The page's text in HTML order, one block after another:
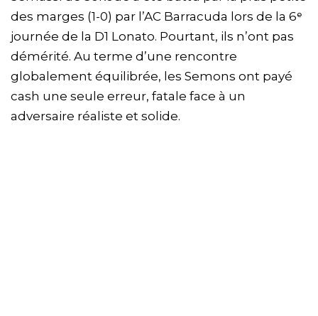
des marges (1-0) par l’AC Barracuda lors de la 6ᵉ
journée de la D1 Lonato. Pourtant, ils n’ont pas
démérité. Au terme d’une rencontre
globalement équilibrée, les Semons ont payé
cash une seule erreur, fatale face à un
adversaire réaliste et solide.